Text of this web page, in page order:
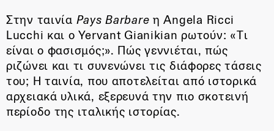
Στην ταινία Pays Βarbare η Angela Ricci
Lucchi και ο Yervant Gianikian ρωτούν: «Τι
είναι ο φασισμός;». Πώς γεννιέται, πώς
ριζώνει και τι συνενώνει τις διάφορες τάσεις
του; Η ταινία, που αποτελείται από ιστορικά
αρχειακά υλικά, εξερευνά την πιο σκοτεινή
περίοδο της ιταλικής ιστορίας.